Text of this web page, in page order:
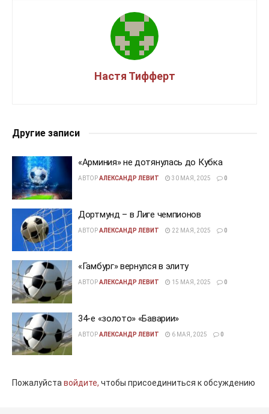
Настя Тифферт
Другие записи
«Арминия» не дотянулась до Кубка
АВТОРАЛЕКСАНДР ЛЕВИТ 30 МАЯ, 2025 0
Дортмунд – в Лиге чемпионов
АВТОРАЛЕКСАНДР ЛЕВИТ 22 МАЯ, 2025 0
«Гамбург» вернулся в элиту
АВТОРАЛЕКСАНДР ЛЕВИТ 15 МАЯ, 2025 0
34-е «золото» «Баварии»
АВТОРАЛЕКСАНДР ЛЕВИТ 6 МАЯ, 2025 0
Пожалуйставойдите, чтобы присоединиться к обсуждению